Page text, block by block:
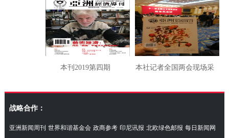
本刊2019第四期 本社记者全国两会现场采
访湖南代表团
战略合作：
亚洲新闻周刊 世界和谐基金会 政商参考 印尼讯报 北欧绿色邮报 每日新闻网